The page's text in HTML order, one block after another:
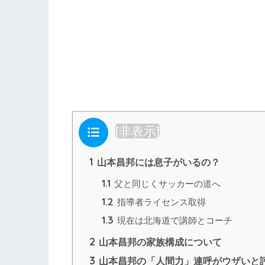
目次 [非表示]
1 山本昌邦には息子がいるの？
1.1 父と同じくサッカーの道へ
1.2 指導者ライセンス取得
1.3 現在は北海道で講師とコーチ
2 山本昌邦の家族構成について
3 山本昌邦の「人間力」連呼がウザいと